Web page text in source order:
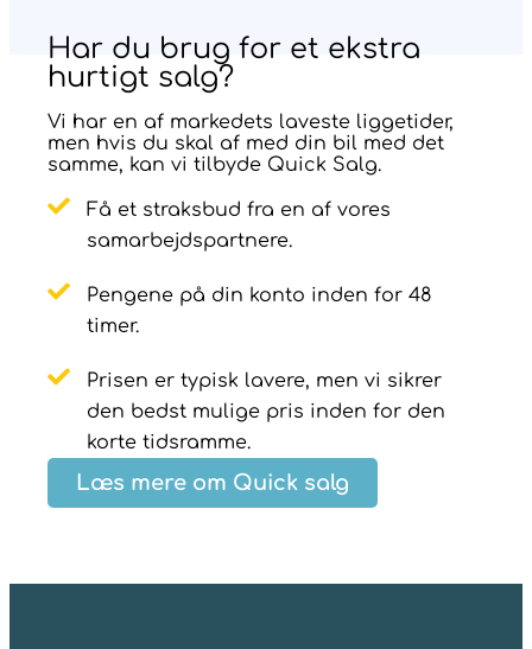
Har du brug for et ekstra
hurtigt salg?
Vi har en af markedets laveste liggetider,
men hvis du skal af med din bil med det
samme, kan vi tilbyde Quick Salg.
Få et straksbud fra en af vores
samarbejdspartnere.
Pengene på din konto inden for 48
timer.
Prisen er typisk lavere, men vi sikrer
den bedst mulige pris inden for den
korte tidsramme.
Læs mere om Quick salg